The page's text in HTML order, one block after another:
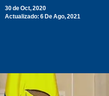
30 de Oct, 2020
Actualizado: 6 De Ago, 2021